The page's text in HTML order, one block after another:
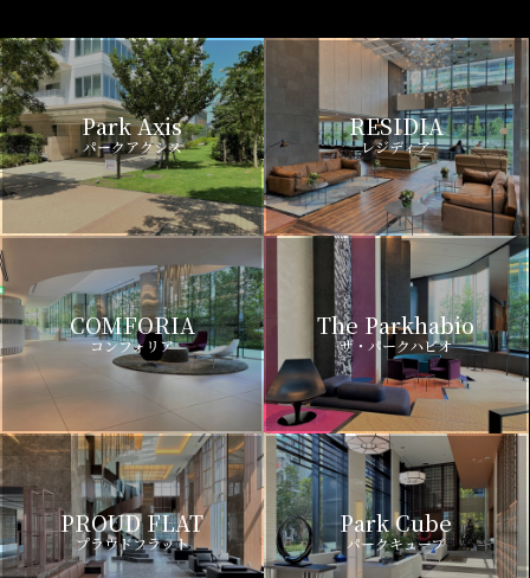
Park Axis
パークアクシス
RESIDIA
レジディア
COMFORIA
コンフォリア
The Parkhabio
ザ・パークハビオ
PROUD FLAT
プラウドフラット
Park Cube
パークキューブ